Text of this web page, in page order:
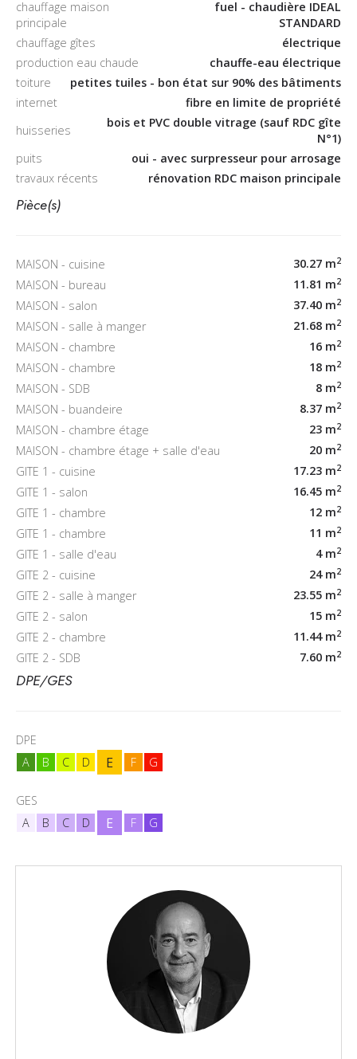
chauffage maison
principale
fuel - chaudière IDEAL
STANDARD
chauffage gîtes
électrique
production eau chaude
chauffe-eau électrique
toiture
petites tuiles - bon état sur 90% des bâtiments
internet
fibre en limite de propriété
huisseries
bois et PVC double vitrage (sauf RDC gîte
N°1)
puits
oui - avec surpresseur pour arrosage
travaux récents
rénovation RDC maison principale
Pièce(s)
MAISON - cuisine 30.27 m2
MAISON - bureau 11.81 m2
MAISON - salon 37.40 m2
MAISON - salle à manger 21.68 m2
MAISON - chambre 16 m2
MAISON - chambre 18 m2
MAISON - SDB 8 m2
MAISON - buandeire 8.37 m2
MAISON - chambre étage 23 m2
MAISON - chambre étage + salle d'eau 20 m2
GITE 1 - cuisine 17.23 m2
GITE 1 - salon 16.45 m2
GITE 1 - chambre 12 m2
GITE 1 - chambre 11 m2
GITE 1 - salle d'eau 4 m2
GITE 2 - cuisine 24 m2
GITE 2 - salle à manger 23.55 m2
GITE 2 - salon 15 m2
GITE 2 - chambre 11.44 m2
GITE 2 - SDB 7.60 m2
DPE/GES
DPE
A
B C D E F G
GES
A
B C D E F G